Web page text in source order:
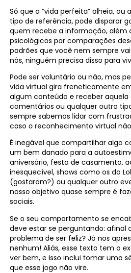
Só que a “vida perfeita” alheia, ou
tipo de referência, pode disparar
quem recebe a informação, além
psicológicos por comparações
padrões que você nem sempre
nós, ninguém precisa disso para
Pode ser voluntário ou não, mas
vida virtual gira freneticamente
algum conteúdo e receber aquela
comentários ou qualquer outro
sempre sabemos lidar com
caso o reconhecimento virtual
É inegável que compartilhar algo
um bem danado para a
aniversário, festa de casamento,
inesquecível, shows como os do
(gostaram?) ou qualquer outro
nosso objetivo quase sempre é
sociais.
Se o seu comportamento se
deve estar se perguntando: afinal
problema de ser feliz? Já nos
nenhum! Aliás, esse texto tem o
ver bem, e isso inclui tomar uma
que esse jogo não vire.